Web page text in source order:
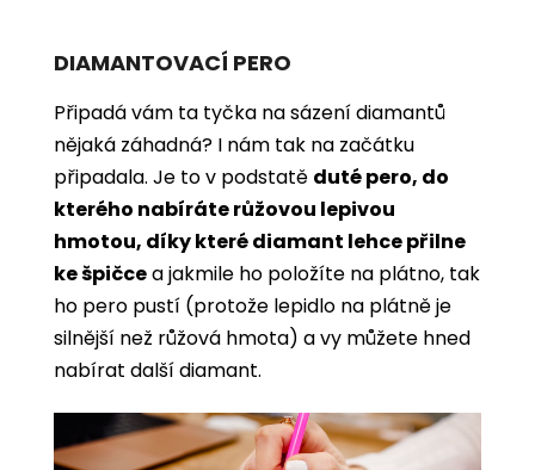
DIAMANTOVACÍ PERO
Připadá vám ta tyčka na sázení diamantů
nějaká záhadná? I nám tak na začátku
připadala. Je to v podstatě duté pero, do
kterého nabíráte růžovou lepivou
hmotou, díky které diamant lehce přilne
ke špičcea jakmile ho položíte na plátno, tak
ho pero pustí (protože lepidlo na plátně je
silnější než růžová hmota) a vy můžete hned
nabírat další diamant.